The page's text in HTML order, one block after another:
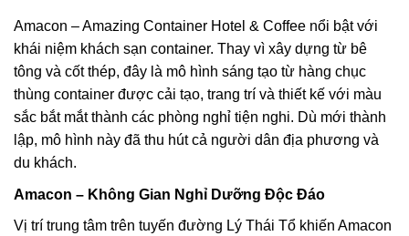
Amacon – Amazing Container Hotel & Coffee nổi bật với
khái niệm khách sạn container. Thay vì xây dựng từ bê
tông và cốt thép, đây là mô hình sáng tạo từ hàng chục
thùng container được cải tạo, trang trí và thiết kế với màu
sắc bắt mắt thành các phòng nghỉ tiện nghi. Dù mới thành
lập, mô hình này đã thu hút cả người dân địa phương và
du khách.
Amacon – Không Gian Nghỉ Dưỡng Độc Đáo
Vị trí trung tâm trên tuyến đường Lý Thái Tổ khiến Amacon